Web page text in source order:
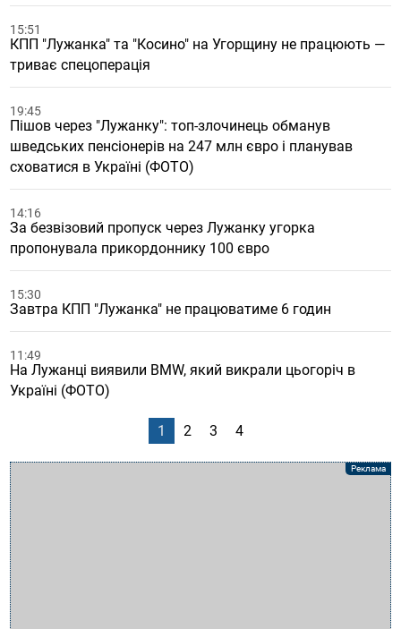
15:51
КПП "Лужанка" та "Косино" на Угорщину не працюють —
триває спецоперація
19:45
Пішов через "Лужанку": топ-злочинець обманув
шведських пенсіонерів на 247 млн євро і планував
сховатися в Україні (ФОТО)
14:16
За безвізовий пропуск через Лужанку угорка
пропонувала прикордоннику 100 євро
15:30
Завтра КПП "Лужанка" не працюватиме 6 годин
11:49
На Лужанці виявили BMW, який викрали цьогоріч в
Україні (ФОТО)
1 2 3 4